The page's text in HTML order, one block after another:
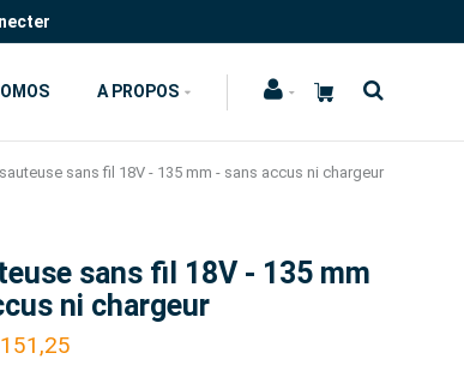
A PROPOS
sans fil 18V - 135 mm - sans accus ni chargeur
sans fil 18V - 135 mm
ni chargeur